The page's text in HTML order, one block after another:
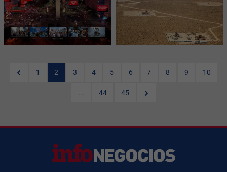
1 2 3 4 5 6 7 8 9 10
... 44 45